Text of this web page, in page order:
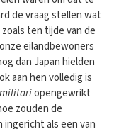
de vraag stellen wat
ten tijde van de
eilandbewoners
dan Japan hielden
aan hen volledig is
opengewrikt
zouden de
als een van